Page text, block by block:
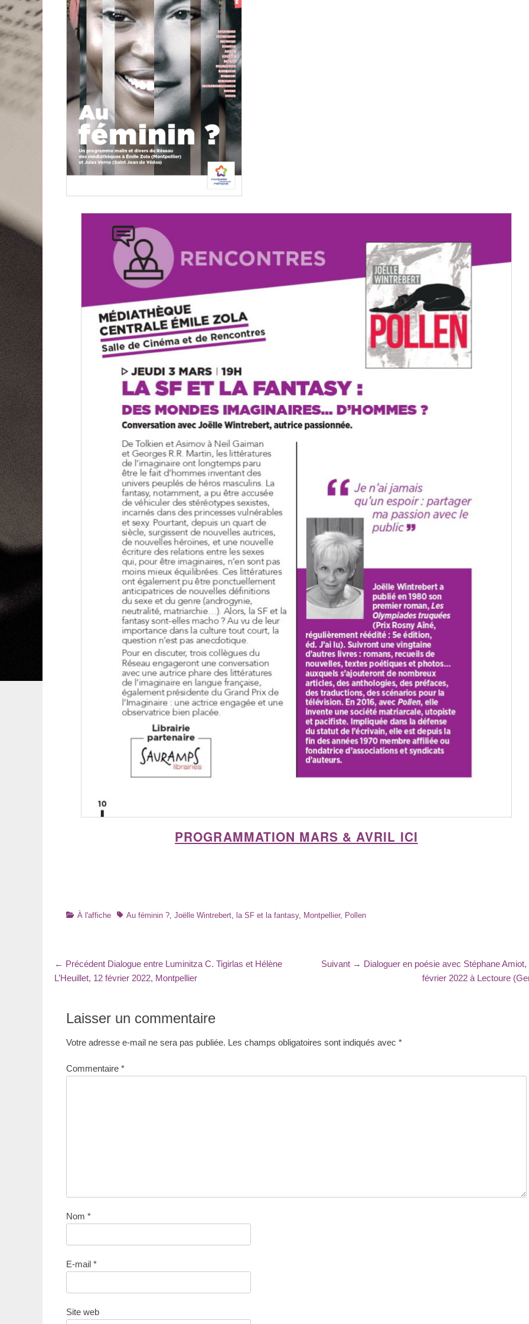
PROGRAMMATION MARS & AVRIL ICI
Catégories
À l'affiche TagsAu féminin ? Joëlle Wintrebert la SF et la fantasy, Montpellier, Pollen
Navigation
de
← Précédent Article
précédent
Dialogue entre Luminitza C. Tigirlas et Hélène
L’Heuillet, 12 février 2022, Montpellier
Suivant → Article
Dialoguer en poésie avec Stéphane Amiot,
février 2022 à Lectoure
Laisser un commentaire
Votre adresse e-mail ne sera pas publiée. Les champs obligatoires sont indiqués avec *
Commentaire *
Nom *
E-mail *
Site web